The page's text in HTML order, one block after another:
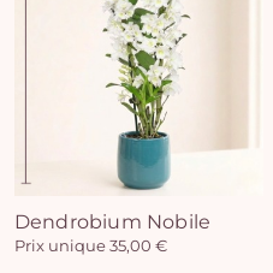
Dendrobium Nobile
Prix unique 35,00 €